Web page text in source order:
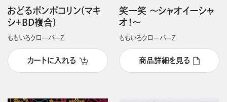
おどるポンポコリン(マキ
シ＋BD複合)
ももいろクローバーＺ
カートに入れる
笑一笑 ～シャオイーシャ
オ！～
ももいろクローバーＺ
商品詳細を見る